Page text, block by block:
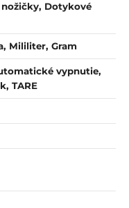
Dotykové
Mililiter, Gram
vypnutie,
TARE